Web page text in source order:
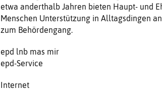
etwa anderthalb Jahren bieten Haupt- und
Menschen Unterstützung in Alltagsdingen
zum Behördengang.
epd lnb mas mir
epd-Service
Internet